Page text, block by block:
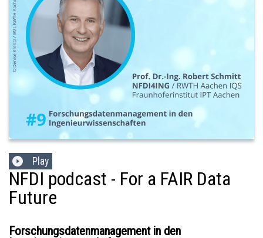
Play
NFDI podcast - For a FAIR Data
Future
Forschungsdatenmanagement in den